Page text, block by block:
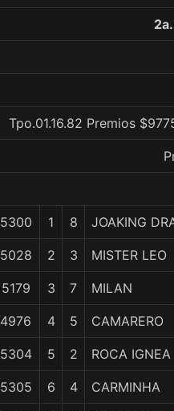
Tpo.01.16.82 Premios
5300 1 8 JOAKING
5028 2 3 MISTER LEO
5179 3 7 MILAN
4976 4 5 CAMARERO
5304 5 2 ROCA IGNEA
5305 6 4 CARMINHA